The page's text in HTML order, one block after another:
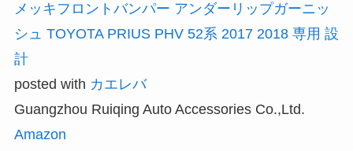
メッキフロントバンパー アンダーリップガーニッ
シュ TOYOTA PRIUS PHV 52系 2017 2018 専用 設
計
posted with カエレバ
Guangzhou Ruiqing Auto Accessories Co.,Ltd.
Amazon